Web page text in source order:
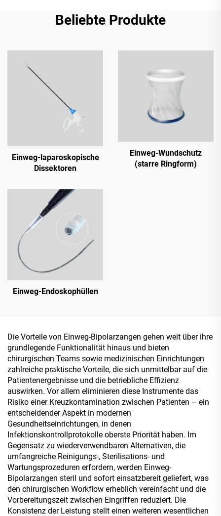
Beliebte Produkte
Einweg-laparoskopische
Dissektoren
Einweg-Wundschutz
(starre Ringform)
Einweg-Endoskophüllen
Die Vorteile von Einweg-Bipolarzangen gehen weit über ihre
grundlegende Funktionalität hinaus und bieten
chirurgischen Teams sowie medizinischen Einrichtungen
zahlreiche praktische Vorteile, die sich unmittelbar auf die
Patientenergebnisse und die betriebliche Effizienz
auswirken. Vor allem eliminieren diese Instrumente das
Risiko einer Kreuzkontamination zwischen Patienten – ein
entscheidender Aspekt in modernen
Gesundheitseinrichtungen, in denen
Infektionskontrollprotokolle oberste Priorität haben. Im
Gegensatz zu wiederverwendbaren Alternativen, die
umfangreiche Reinigungs-, Sterilisations- und
Wartungsprozeduren erfordern, werden Einweg-
Bipolarzangen steril und sofort einsatzbereit geliefert, was
den chirurgischen Workflow erheblich vereinfacht und die
Vorbereitungszeit zwischen Eingriffen reduziert. Die
Konsistenz der Leistung stellt einen weiteren wesentlichen